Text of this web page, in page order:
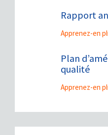
Rapport
Apprenez-en
Plan
qualité
Apprenez-en